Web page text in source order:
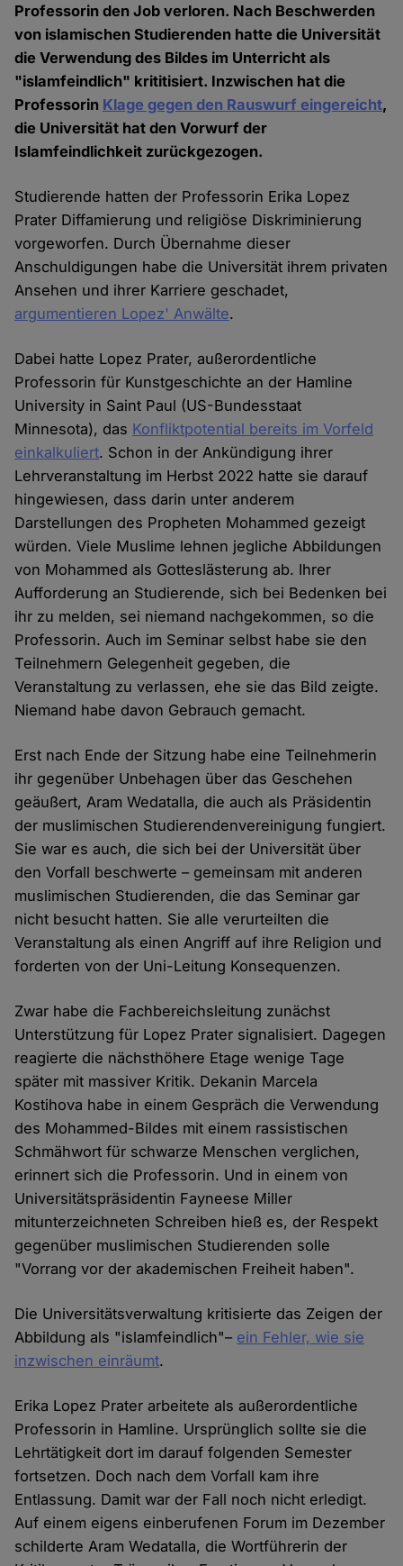
Professorin den Job verloren. Nach Beschwerden
von islamischen Studierenden hatte die Universität
die Verwendung des Bildes im Unterricht als
"islamfeindlich" krititisiert. Inzwischen hat die
Professorin Klage gegen den Rauswurf eingereicht,
die Universität hat den Vorwurf der
Islamfeindlichkeit zurückgezogen.
Studierende hatten der Professorin Erika Lopez
Prater Diffamierung und religiöse Diskriminierung
vorgeworfen. Durch Übernahme dieser
Anschuldigungen habe die Universität ihrem privaten
Ansehen und ihrer Karriere geschadet,
argumentieren Lopez' Anwälte.
Dabei hatte Lopez Prater, außerordentliche
Professorin für Kunstgeschichte an der Hamline
University in Saint Paul (US-Bundesstaat
Minnesota), das Konfliktpotential bereits im Vorfeld
einkalkuliert. Schon in der Ankündigung ihrer
Lehrveranstaltung im Herbst 2022 hatte sie darauf
hingewiesen, dass darin unter anderem
Darstellungen des Propheten Mohammed gezeigt
würden. Viele Muslime lehnen jegliche Abbildungen
von Mohammed als Gotteslästerung ab. Ihrer
Aufforderung an Studierende, sich bei Bedenken bei
ihr zu melden, sei niemand nachgekommen, so die
Professorin. Auch im Seminar selbst habe sie den
Teilnehmern Gelegenheit gegeben, die
Veranstaltung zu verlassen, ehe sie das Bild zeigte.
Niemand habe davon Gebrauch gemacht.
Erst nach Ende der Sitzung habe eine Teilnehmerin
ihr gegenüber Unbehagen über das Geschehen
geäußert, Aram Wedatalla, die auch als Präsidentin
der muslimischen Studierendenvereinigung fungiert.
Sie war es auch, die sich bei der Universität über
den Vorfall beschwerte – gemeinsam mit anderen
muslimischen Studierenden, die das Seminar gar
nicht besucht hatten. Sie alle verurteilten die
Veranstaltung als einen Angriff auf ihre Religion und
forderten von der Uni-Leitung Konsequenzen.
Zwar habe die Fachbereichsleitung zunächst
Unterstützung für Lopez Prater signalisiert. Dagegen
reagierte die nächsthöhere Etage wenige Tage
später mit massiver Kritik. Dekanin Marcela
Kostihova habe in einem Gespräch die Verwendung
des Mohammed-Bildes mit einem rassistischen
Schmähwort für schwarze Menschen verglichen,
erinnert sich die Professorin. Und in einem von
Universitätspräsidentin Fayneese Miller
mitunterzeichneten Schreiben hieß es, der Respekt
gegenüber muslimischen Studierenden solle
"Vorrang vor der akademischen Freiheit haben".
Die Universitätsverwaltung kritisierte das Zeigen der
Abbildung als "islamfeindlich"– ein Fehler, wie sie
inzwischen einräumt.
Erika Lopez Prater arbeitete als außerordentliche
Professorin in Hamline. Ursprünglich sollte sie die
Lehrtätigkeit dort im darauf folgenden Semester
fortsetzen. Doch nach dem Vorfall kam ihre
Entlassung. Damit war der Fall noch nicht erledigt.
Auf einem eigens einberufenen Forum im Dezember
schilderte Aram Wedatalla, die Wortführerin der